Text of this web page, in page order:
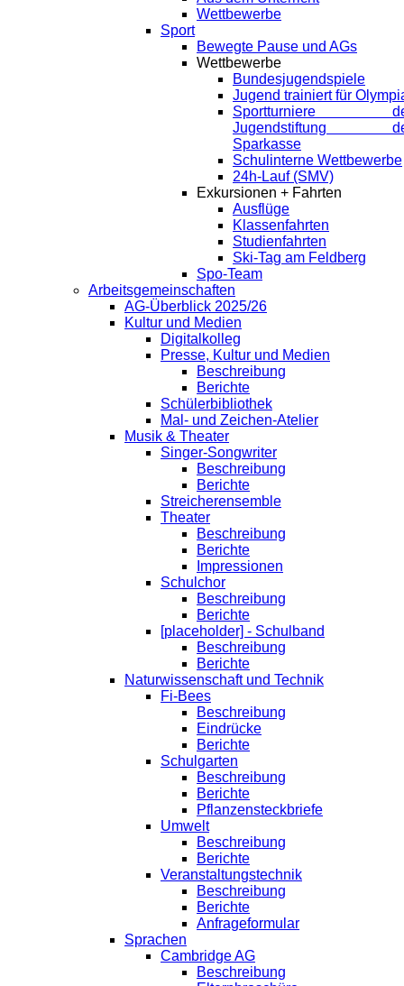
Wettbewerbe
Sport
Bewegte Pause und AGs
Wettbewerbe
Bundesjugendspiele
Jugend trainiert für
Sportturniere
Jugendstiftung
Sparkasse
Schulinterne Wettbewerbe
24h-Lauf (SMV)
Exkursionen + Fahrten
Ausflüge
Klassenfahrten
Studienfahrten
Ski-Tag am Feldberg
Spo-Team
Arbeitsgemeinschaften
AG-Überblick 2025/26
Kultur und Medien
Digitalkolleg
Presse, Kultur und Medien
Beschreibung
Berichte
Schülerbibliothek
Mal- und Zeichen-Atelier
Musik & Theater
Singer-Songwriter
Beschreibung
Berichte
Streicherensemble
Theater
Beschreibung
Berichte
Impressionen
Schulchor
Beschreibung
Berichte
[placeholder] - Schulband
Beschreibung
Berichte
Naturwissenschaft und Technik
Fi-Bees
Beschreibung
Eindrücke
Berichte
Schulgarten
Beschreibung
Berichte
Pflanzensteckbriefe
Umwelt
Beschreibung
Berichte
Veranstaltungstechnik
Beschreibung
Berichte
Anfrageformular
Sprachen
Cambridge AG
Beschreibung